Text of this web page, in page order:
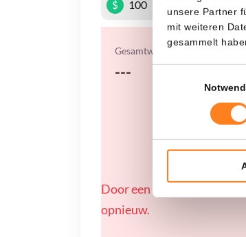
unsere Partner
mit weiteren
gesammelt
$
Gesamtwert
---
Door een fout konden er
opnieuw.